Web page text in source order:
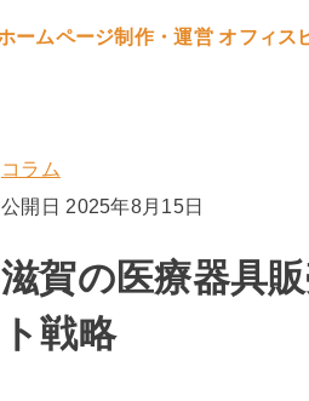
コラム
公開日 2025年8月15日
滋賀の医療器具
ト戦略